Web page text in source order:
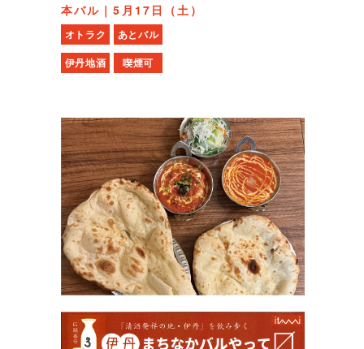
本バル｜5月17日（土）
オトラク
あとバル
伊丹地酒
喫煙可